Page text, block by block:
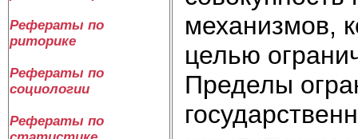
Рефераты по
риторике
Рефераты по
социологии
Рефераты по
механизмов,
целью
Пределы